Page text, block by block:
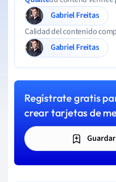
Gabriel Freitas
Calidad del contenido
Gabriel Freitas
Regístrate gratis
crear tarjetas de